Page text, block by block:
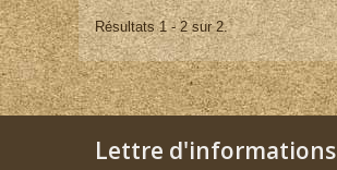
Résultats 1 - 2 sur 2.
Lettre d'informations